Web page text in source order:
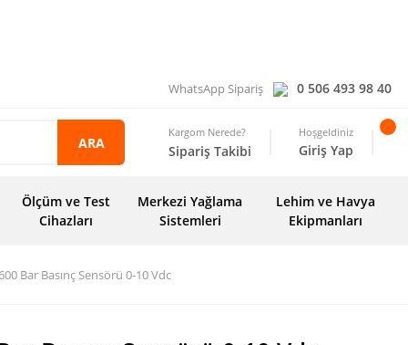
WhatsApp Sipariş 0 506 493 98 40
ARA
Kargom Nerede?
Sipariş Takibi
Hoşgeldiniz
Giriş Yap
Ölçüm ve Test
Cihazları
Merkezi Yağlama
Sistemleri
Lehim ve Havya
Ekipmanları
Bar Basınç Sensörü 0-10 Vdc